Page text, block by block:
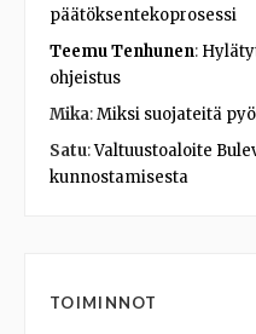
päätöksentekoprosessi
Teemu Tenhunen:
ohjeistus
Mika:Miksi suojateitä
Satu:Valtuustoaloite
kunnostamisesta
TOIMINNOT